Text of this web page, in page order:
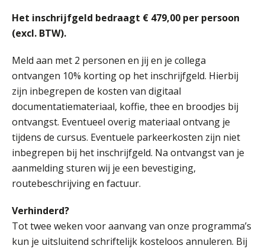
Het inschrijfgeld bedraagt € 479,00 per persoon
(excl. BTW).
Meld aan met 2 personen en jij en je collega
ontvangen 10% korting op het inschrijfgeld. Hierbij
zijn inbegrepen de kosten van digitaal
documentatiemateriaal, koffie, thee en broodjes bij
ontvangst. Eventueel overig materiaal ontvang je
tijdens de cursus. Eventuele parkeerkosten zijn niet
inbegrepen bij het inschrijfgeld. Na ontvangst van je
aanmelding sturen wij je een bevestiging,
routebeschrijving en factuur.
Verhinderd?
Tot twee weken voor aanvang van onze programma’s
kun je uitsluitend schriftelijk kosteloos annuleren. Bij